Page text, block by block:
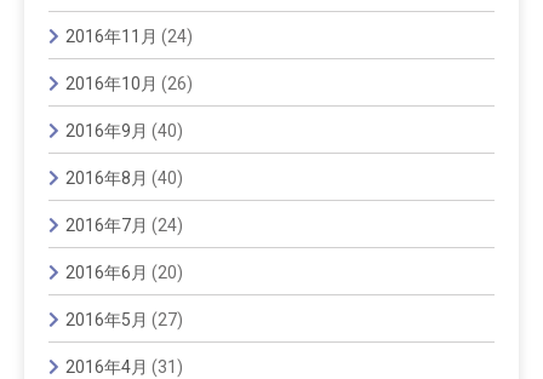
2016年11月 (24)
2016年10月 (26)
2016年9月 (40)
2016年8月 (40)
2016年7月 (24)
2016年6月 (20)
2016年5月 (27)
2016年4月 (31)